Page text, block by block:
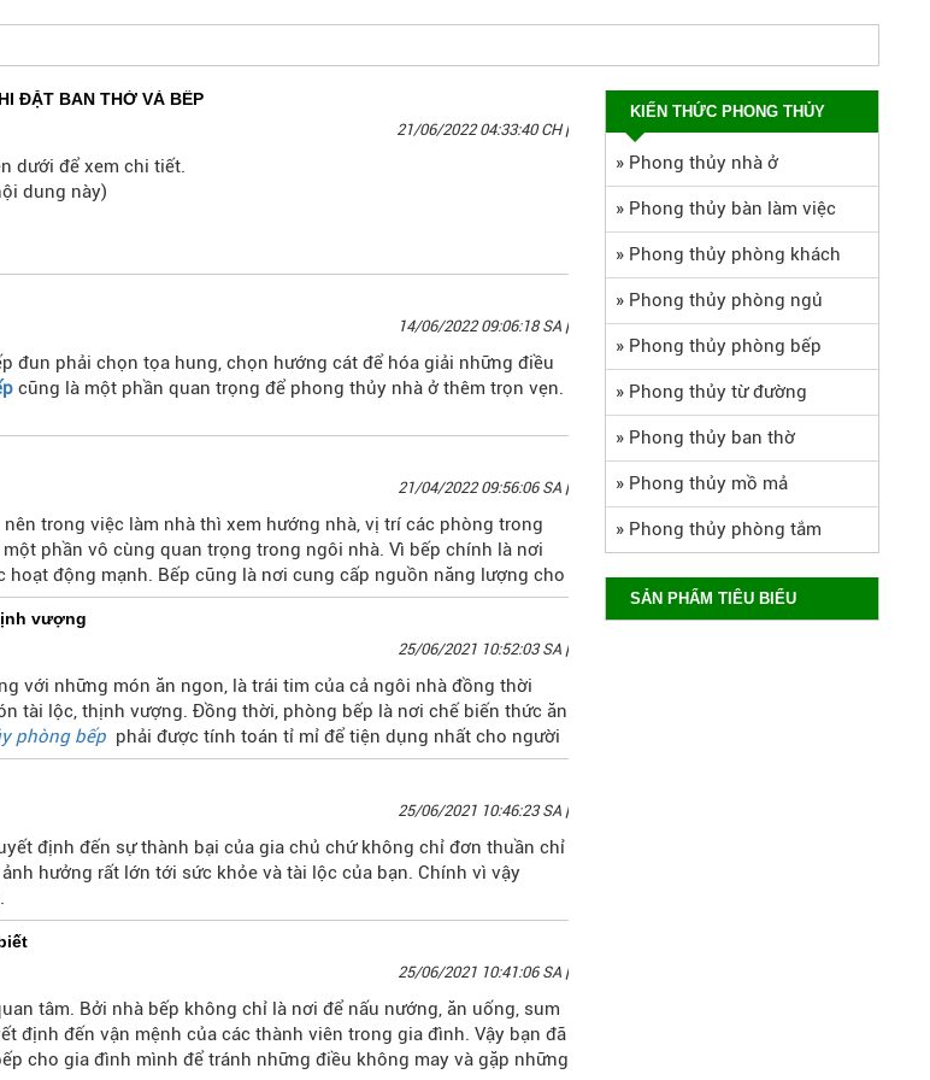
ĐẶT BAN THỜ VÀ BẾP
21/06/2022 04:33:40 CH|
dưới để xem chi tiết.
dung này)
14/06/2022 09:06:18 SA |
đun phải chọn tọa hung, chọn hướng cát để hóa giải những điều
cũng là một phần quan trọng để phong thủy nhà ở thêm trọn vẹn.
21/04/2022 09:56:06 SA |
trong việc làm nhà thì xem hướng nhà, vị trí các phòng trong
phần vô cùng quan trọng trong ngôi nhà. Vì bếp chính là nơi
động mạnh. Bếp cũng là nơi cung cấp nguồn năng lượng cho
cả nhà sau một lao động vất vả. Nên khi đặt bếp thì đặt như thế
vượng
25/06/2021 10:52:03 SA |
với những món ăn ngon, là trái tim của cả ngôi nhà đồng thời
tài lộc, thịnh vượng. Đồng thời, phòng bếp là nơi chế biến thức ăn
phòng bếp phải được tính toán tỉ mỉ để tiện dụng nhất cho người
25/06/2021 10:46:23 SA |
định đến sự thành bại của gia chủ chứ không chỉ đơn thuần chỉ
hưởng rất lớn tới sức khỏe và tài lộc của bạn. Chính vì vậy
25/06/2021 10:41:06 SA |
tâm. Bởi nhà bếp không chỉ là nơi để nấu nướng, ăn uống, sum
định đến vận mệnh của các thành viên trong gia đình. Vậy bạn đã
cho gia đình mình để tránh những điều không may và gặp những
KIẾN THỨC PHONG THỦY
» Phong thủy nhà ở
» Phong thủy bàn làm việc
» Phong thủy phòng khách
» Phong thủy phòng ngủ
» Phong thủy phòng bếp
» Phong thủy từ đường
» Phong thủy ban thờ
» Phong thủy mồ mả
» Phong thủy phòng tắm
SẢN PHẨM TIÊU BIỂU